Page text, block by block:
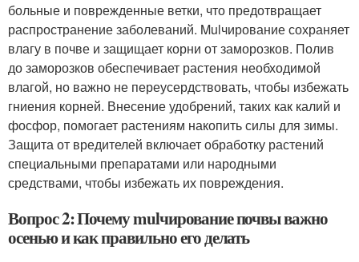
больные и поврежденные ветки, что предотвращает
распространение заболеваний. Mulчирование сохраняет
влагу в почве и защищает корни от заморозков. Полив
до заморозков обеспечивает растения необходимой
влагой, но важно не переусердствовать, чтобы избежать
гниения корней. Внесение удобрений, таких как калий и
фосфор, помогает растениям накопить силы для зимы.
Защита от вредителей включает обработку растений
специальными препаратами или народными
средствами, чтобы избежать их повреждения.
Вопрос 2: Почему mulчирование почвы важно
осенью и как правильно его делать